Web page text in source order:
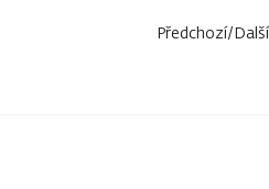
Předchozí/Další